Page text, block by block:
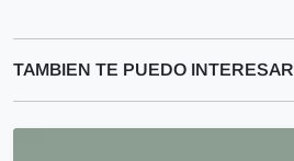
TAMBIEN TE PUEDO INTERESAR